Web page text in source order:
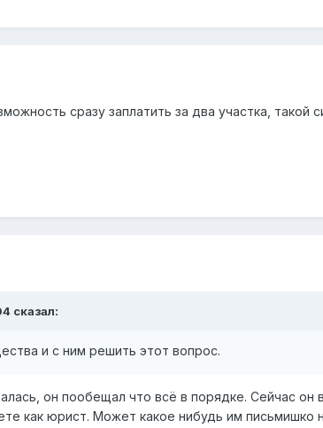
сразу заплатить за два участка, такой
сказал:
и с ним решить этот вопрос.
он пообещал что всё в порядке. Сейчас
как юрист. Может какое нибудь им письмишко